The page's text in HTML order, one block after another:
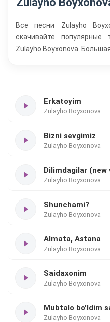
Все песни Zulayho
скачивайте
Zulayho Boyxonova.
Erkatoyim
Zulayho Boyxonova
Bizni sevgimiz
Zulayho Boyxonova
Dilimdagilar (new
Zulayho Boyxonova
Shunchami?
Zulayho Boyxonova
Almata, Astana
Zulayho Boyxonova
Saidaxonim
Zulayho Boyxonova
Mubtalo bo'ldim
Zulayho Boyxonova